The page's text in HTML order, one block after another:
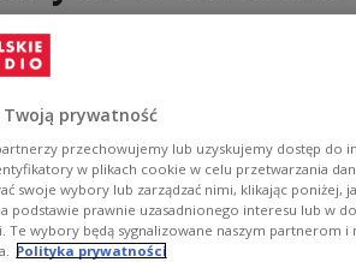
zapowiedział, że
wojennych, popełnionych w
amerykańskiej dyplomacji.
Twoją prywatność
przechowujemy lub uzyskujemy dostęp do
w plikach cookie w celu przetwarzania
swoje wybory lub zarządzać nimi, klikając poniżej,
podstawie prawnie uzasadnionego interesu lub w
Te wybory będą sygnalizowane naszym partnerom i
Polityka prywatności